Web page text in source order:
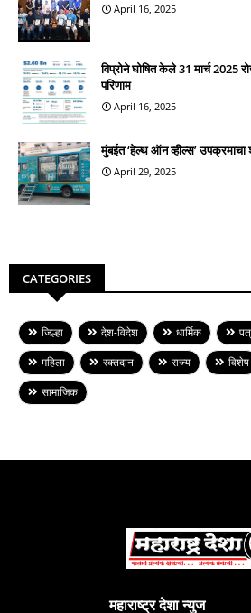
April 16, 2025
विप्रोने घोषित केले 31 मार्च 2025
परिणाम
April 16, 2025
मुंबईत ‘हेल्थ ऑन व्हील्स’ उपक्रमाचा
April 29, 2025
CATEGORIES
जिल्हा देश-विदेश धार्मिक
महिला
रक्तदान राज्य विशेष
सामाजिक
महाराष्ट्र देशा न्युज